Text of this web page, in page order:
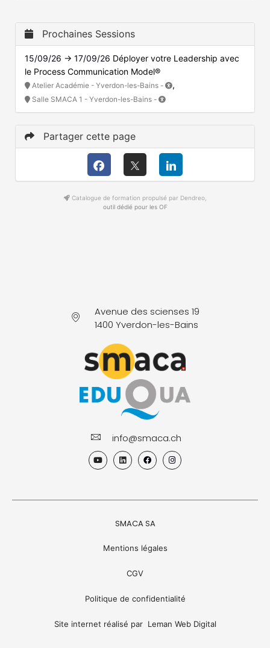
Prochaines Sessions
15/09/26 → 17/09/26 Déployer votre Leadership avec
le Process Communication Model®
Atelier Académie - Yverdon-les-Bains - ,
Salle SMACA 1 - Yverdon-les-Bains -
Partager cette page
Catalogue de formation propulsé par Dendreo,
outil dédié pour les OF
Avenue des scienses 19
1400 Yverdon-les-Bains
info@smaca.ch
Y
o
b
L
i
d
F
a
o
I
n
g
SMACA SA
Mentions légales
CGV
Politique de confidentialité
Site internet réalisé par Leman Web Digital